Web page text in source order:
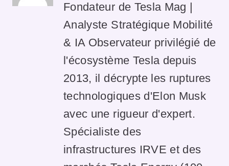
Fondateur de Tesla Mag |
Analyste Stratégique Mobilité
& IA Observateur privilégié de
l'écosystème Tesla depuis
2013, il décrypte les ruptures
technologiques d'Elon Musk
avec une rigueur d'expert.
Spécialiste des
infrastructures IRVE et des